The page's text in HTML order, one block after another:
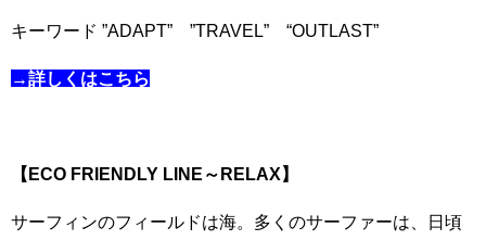
キーワード ”ADAPT” ”TRAVEL” “OUTLAST”
→詳しくはこちら
【ECO FRIENDLY LINE ～RELAX】
サーフィンのフィールドは海。多くのサーファーは、日頃